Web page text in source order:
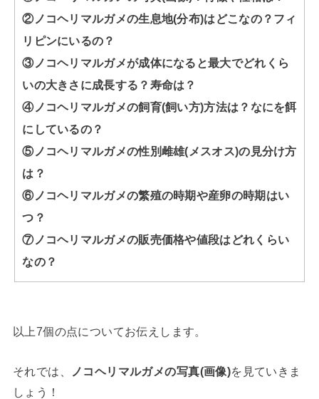
②ノコヘリマルガメの生息地(分布)はどこなの？フィ
リピンにいるの？
③ノコヘリマルガメが成体になると最大でどれくら
いの大きさに成長する？寿命は？
④ノコヘリマルガメの飼育(飼い方)方法は？なにを餌
にしているの？
⑤ノコヘリマルガメの性別雌雄(メスオス)の見分け方
は？
⑥ノコヘリマルガメの繁殖の時期や産卵の時期はい
つ？
⑦ノコヘリマルガメの販売価格や値段はどれくらい
なの？
以上7個の点についてお伝えします。
それでは、 ノコヘリマルガメの写真(画像)を見ていきま
しょう！